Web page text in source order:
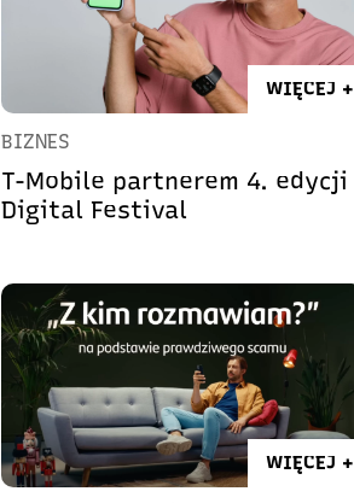
WIĘCEJ +
BIZNES
T-Mobile partnerem 4. edycji
Digital Festival
WIĘCEJ +